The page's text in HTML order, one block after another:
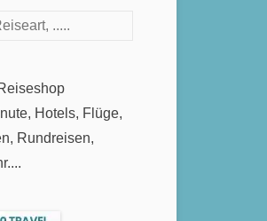
Hotels, Flüge,
Rundreisen,